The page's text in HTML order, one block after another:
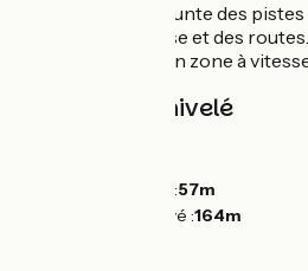
Cette étape emprunte des
au revêtement lisse et des
toujours situées en zone à
Pentes et dénivelé
Point le plus bas :57m
Point le plus élevé :164m